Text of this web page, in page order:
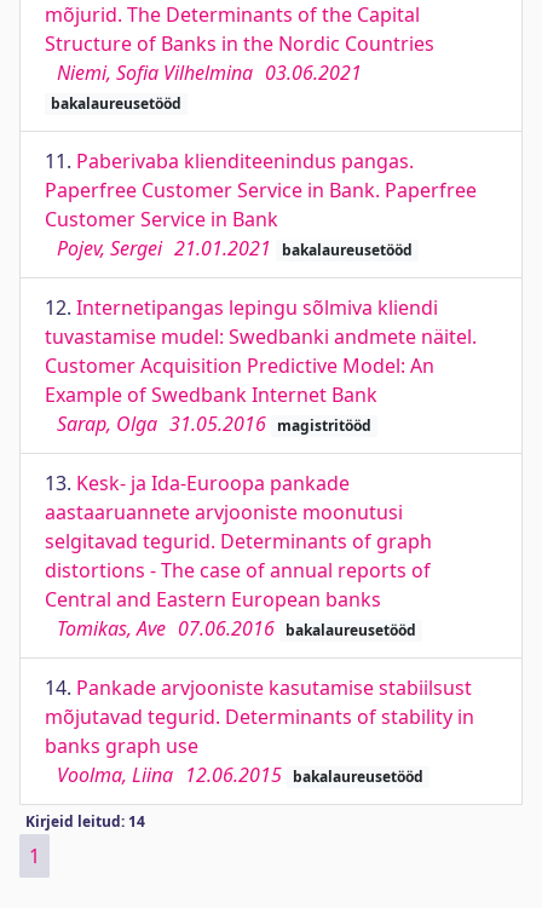
mõjurid. The Determinants of the Capital
Structure of Banks in the Nordic Countries
Niemi, Sofia Vilhelmina 03.06.2021
bakalaureusetööd
11. Paberivaba klienditeenindus pangas.
Paperfree Customer Service in Bank. Paperfree
Customer Service in Bank
Pojev, Sergei 21.01.2021 bakalaureusetööd
12. Internetipangas lepingu sõlmiva kliendi
tuvastamise mudel: Swedbanki andmete näitel.
Customer Acquisition Predictive Model: An
Example of Swedbank Internet Bank
Sarap, Olga 31.05.2016 magistritööd
13. Kesk- ja Ida-Euroopa pankade
aastaaruannete arvjooniste moonutusi
selgitavad tegurid. Determinants of graph
distortions - The case of annual reports of
Central and Eastern European banks
Tomikas, Ave 07.06.2016 bakalaureusetööd
14. Pankade arvjooniste kasutamise stabiilsust
mõjutavad tegurid. Determinants of stability in
banks graph use
Voolma, Liina 12.06.2015 bakalaureusetööd
Kirjeid leitud: 14
1